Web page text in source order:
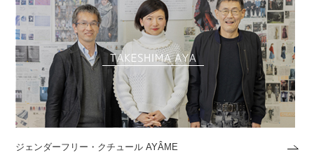
ジェンダーフリー・クチュール AYÂME